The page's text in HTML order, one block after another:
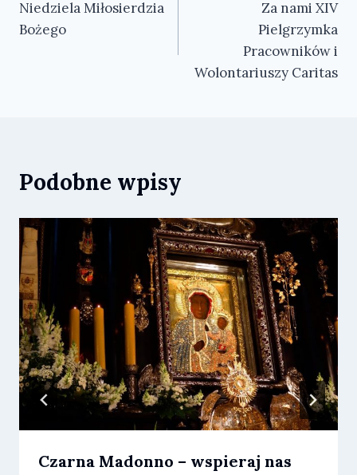
wpisu
Niedziela Miłosierdzia
Bożego
Za nami XIV
Pielgrzymka
Pracowników i
Wolontariuszy Caritas
Podobne wpisy
Czarna Madonno – wspieraj nas